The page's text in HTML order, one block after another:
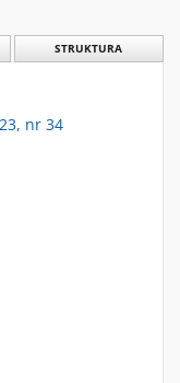
STRUKTURA
nr 34